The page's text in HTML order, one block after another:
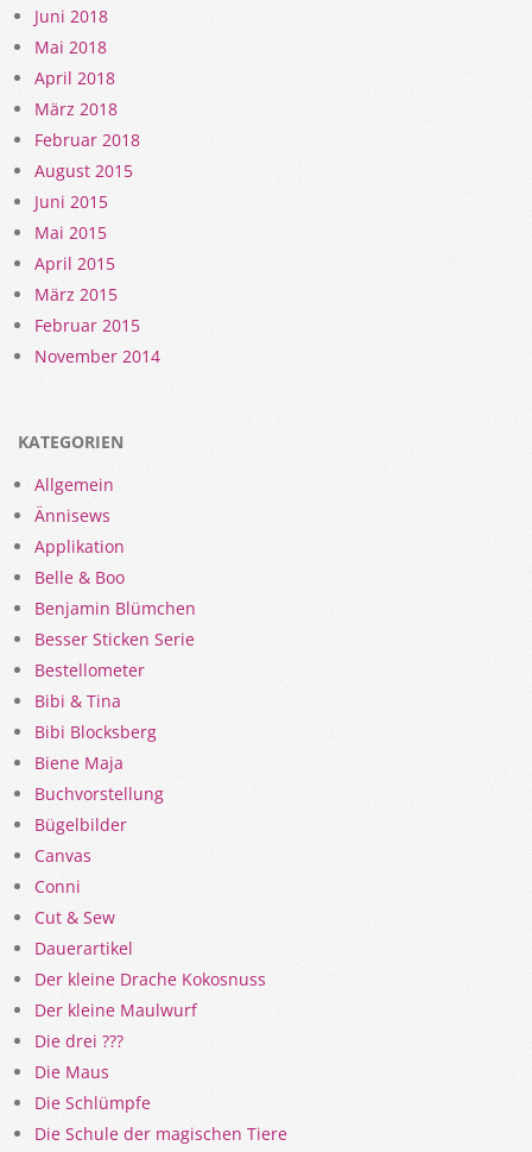
Juni 2018
Mai 2018
April 2018
März 2018
Februar 2018
August 2015
Juni 2015
Mai 2015
April 2015
März 2015
Februar 2015
November 2014
KATEGORIEN
Allgemein
Ännisews
Applikation
Belle & Boo
Benjamin Blümchen
Besser Sticken Serie
Bestellometer
Bibi & Tina
Bibi Blocksberg
Biene Maja
Buchvorstellung
Bügelbilder
Canvas
Conni
Cut & Sew
Dauerartikel
Der kleine Drache Kokosnuss
Der kleine Maulwurf
Die drei ???
Die Maus
Die Schlümpfe
Die Schule der magischen Tiere